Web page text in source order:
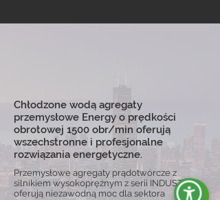
Chłodzone wodą agregaty
przemysłowe Energy o prędkości
obrotowej 1500 obr/min oferują
wszechstronne i profesjonalne
rozwiązania energetyczne.
Przemysłowe agregaty prądotwórcze z
silnikiem wysokoprężnym z serii INDUSTRIAL
oferują niezawodną moc dla sektora